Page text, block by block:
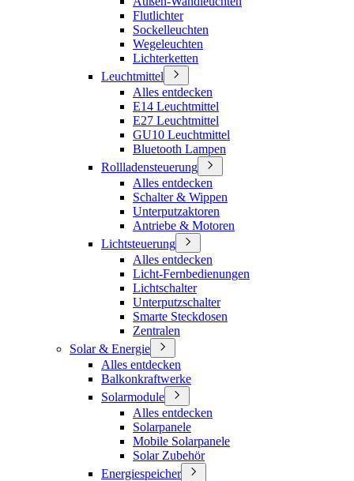
Flutlichter
Sockelleuchten
Wegeleuchten
Lichterketten
Leuchtmittel
Alles entdecken
E14 Leuchtmittel
E27 Leuchtmittel
GU10 Leuchtmittel
Bluetooth Lampen
Rollladensteuerung
Alles entdecken
Schalter & Wippen
Unterputzaktoren
Antriebe & Motoren
Lichtsteuerung
Alles entdecken
Licht-Fernbedienungen
Lichtschalter
Unterputzschalter
Smarte Steckdosen
Zentralen
Solar & Energie
Alles entdecken
Balkonkraftwerke
Solarmodule
Alles entdecken
Solarpanele
Mobile Solarpanele
Solar Zubehör
Energiespeicher